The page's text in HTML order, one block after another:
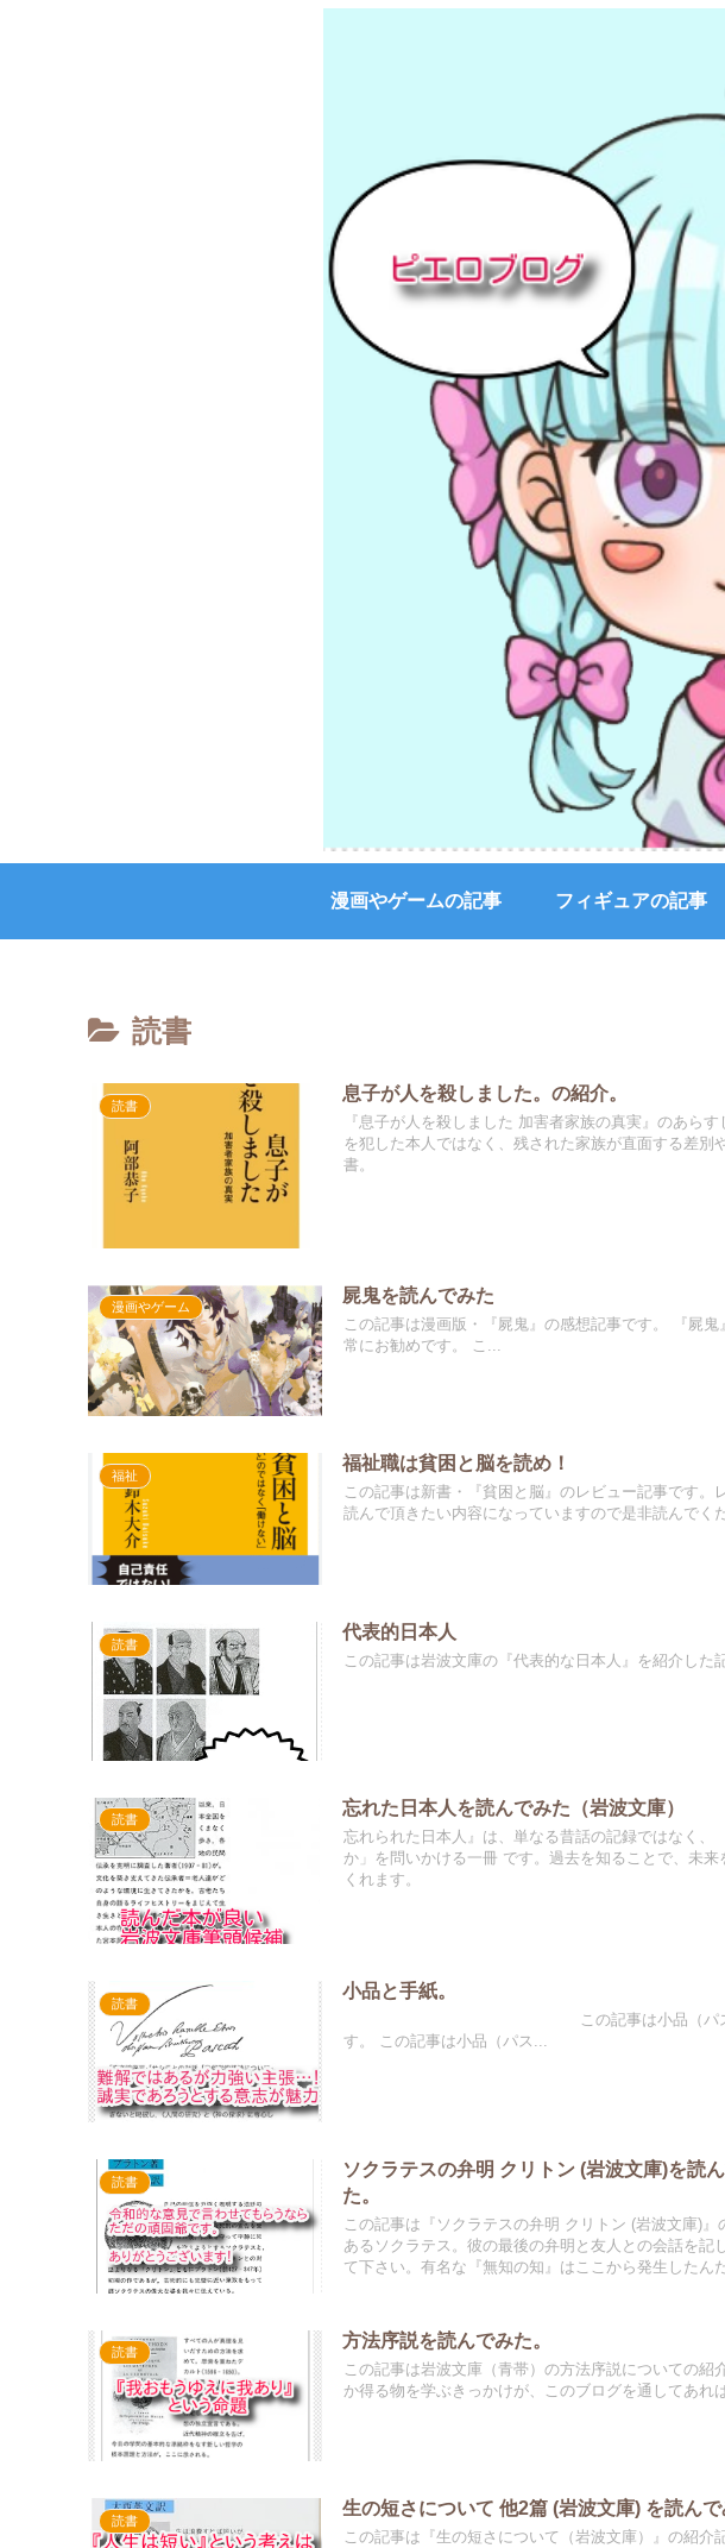
漫画やゲームの記事 フィギュアの記事
読書
読書
息子が人を殺しました。の紹介。
『息子が人を殺しました 加害者家族の真実』のあら
を犯した本人ではなく、残された家族が直面する差別
書。
漫画やゲーム
屍鬼を読んでみた
この記事は漫画版・『屍鬼』の感想記事です。 『屍
常にお勧めです。 こ...
福祉
福祉職は貧困と脳を読め！
この記事は新書・『貧困と脳』のレビュー記事です
読んで頂きたい内容になっていますので是非読んでく
読書
代表的日本人
この記事は岩波文庫の『代表的な日本人』を紹介した
読書
忘れた日本人を読んでみた（岩波文庫）
忘れられた日本人』は、単なる昔話の記録ではなく、
か」を問いかける一冊 です。過去を知ることで、未
くれます。
読書
小品と手紙。
この記事は小品（パスカル）と手
す。 この記事は小品（パス...
読書
ソクラテスの弁明 クリトン (岩波文庫)を読
た
この記事は『ソクラテスの弁明 クリトン (岩波文庫)
あるソクラテス。彼の最後の弁明と友人との会話を記
て下さい。有名な『無知の知』はここから発生したん
読書
方法序説を読んでみた。
この記事は岩波文庫（青帯）の方法序説についての
か得る物を学ぶきっかけが、このブログを通してあれ
読書
生の短さについて 他2篇 (岩波文庫) を読んで
この記事は『生の短さについて（岩波文庫）』の紹介